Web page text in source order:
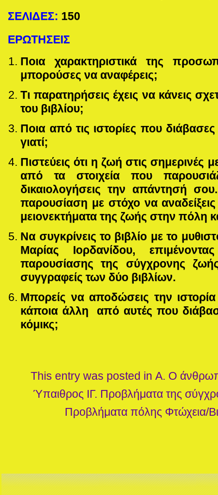
ΣΕΛΙΔΕΣ: 150
ΕΡΩΤΗΣΕΙΣ
Ποια χαρακτηριστικά της
μπορούσες να αναφέρεις;
Τι παρατηρήσεις έχεις να κάνεις
του βιβλίου;
Ποια από τις ιστορίες που
γιατί;
Πιστεύεις ότι η ζωή στις σημερινές
από τα στοιχεία που
δικαιολογήσεις την απάντησή
παρουσίαση με στόχο να
μειονεκτήματα της ζωής στην πόλη
Να συγκρίνεις το βιβλίο με το
Μαρίας Ιορδανίδου,
παρουσίασης της σύγχρονης
συγγραφείς των δύο βιβλίων.
Μπορείς να αποδώσεις την
κάποια άλλη από αυτές που
κόμικς;
This entry was posted in Α. Ο
Ύπαιθρος ΙΓ. Προβλήματα της
Προβλήματα πόλης Φτώχεια/